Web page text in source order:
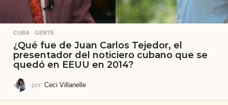
CUBA ,GENTE
¿Qué fue de Juan Carlos Tejedor, el
presentador del noticiero cubano que se
quedó en EEUU en 2014?
por Ceci Villanelle